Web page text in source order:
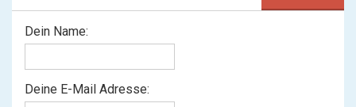
Dein Name:
Deine E-Mail Adresse: